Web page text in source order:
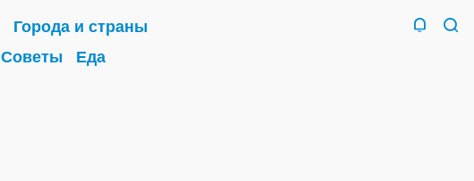
Города и страны
Советы Еда